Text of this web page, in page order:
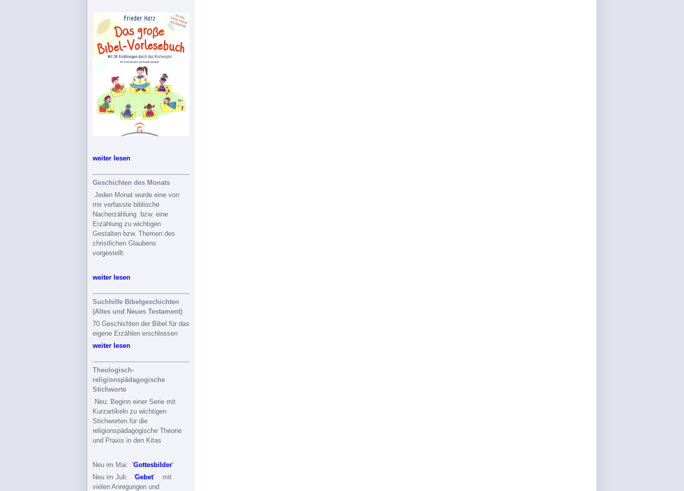
weiter lesen
Geschichten des Monats
Jeden Monat wurde eine von
mir verfasste biblische
Nacherzählung bzw. eine
Erzählung zu wichtigen
Gestalten bzw. Themen des
christlichen Glaubens
vorgestellt.
weiter lesen
Suchhilfe Bibelgeschichten
(Altes und Neues Testament)
70 Geschichten der Bibel für das
eigene Erzählen erschlossen
weiter lesen
Theologisch-
religionspädagogische
Stichworte
Neu: Beginn einer Serie mit
Kurzartikeln zu wichtigen
Stichworten für die
religionspädagogische Theorie
und Praxis in den Kitas
Neu im Mai: 'Gottesbilder'
Neu im Juli: 'Gebet' mit
vielen Anregungen und